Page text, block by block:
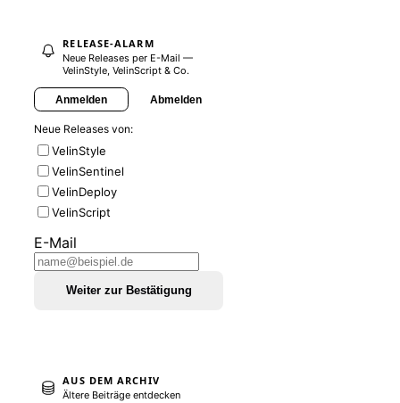
RELEASE-ALARM
Neue Releases per E-Mail —
VelinStyle, VelinScript & Co.
Anmelden Abmelden
Neue Releases von:
VelinStyle
VelinSentinel
VelinDeploy
VelinScript
E-Mail
Weiter zur Bestätigung
AUS DEM ARCHIV
Ältere Beiträge entdecken